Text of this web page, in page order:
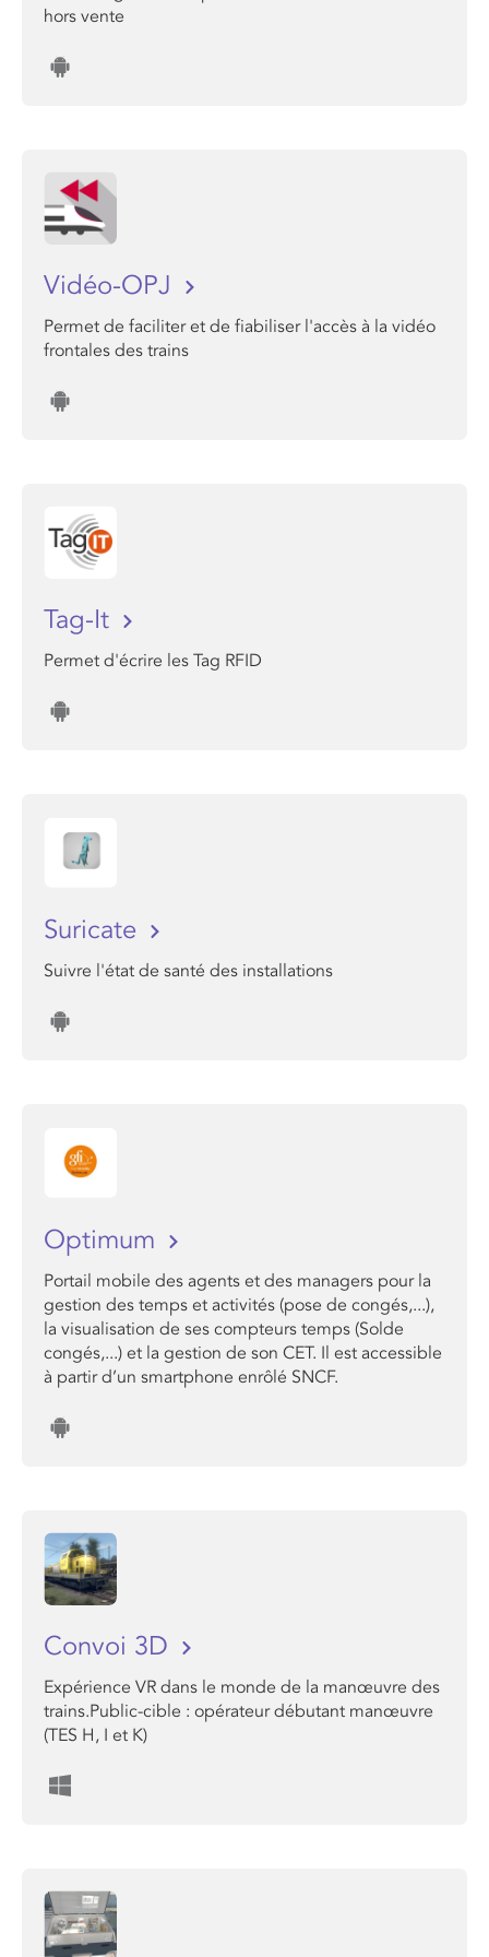
hors vente
Vidéo-OPJ
Permet de faciliter et de fiabiliser l'accès à la vidéo
frontales des trains
Tag-It
Permet d'écrire les Tag RFID
Suricate
Suivre l'état de santé des installations
Optimum
Portail mobile des agents et des managers pour la
gestion des temps et activités (pose de congés,...),
la visualisation de ses compteurs temps (Solde
congés,...) et la gestion de son CET. Il est accessible
à partir d’un smartphone enrôlé SNCF.
Convoi 3D
Expérience VR dans le monde de la manœuvre des
trains.Public-cible : opérateur débutant manœuvre
(TES H, I et K)